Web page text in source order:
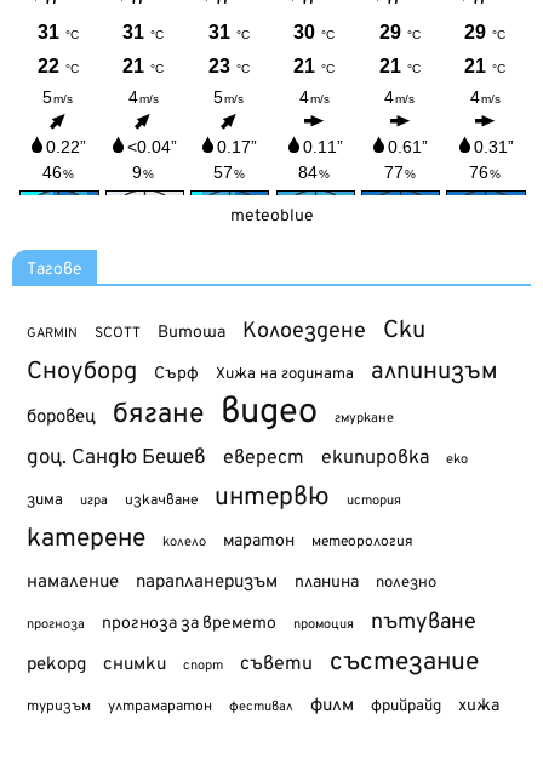
meteoblue
Тагове
GARMIN SCOTT Витоша Колоездене Ски
Сноуборд Сърф Хижа на годината алпинизъм
боровец бягане видео гмуркане
доц. Сандю Бешев еверест екипировка еко
зима игра изкачване интервю история
катерене колело маратон метеорология
намаление парапланеризъм планина полезно
прогноза прогноза за времето промоция пътуване
рекорд снимки спорт съвети състезание
туризъм ултрамаратон фестивал филм фрийрайд хижа